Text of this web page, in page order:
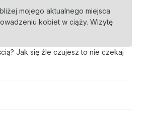
mojego aktualnego miejsca
kobiet w ciąży. Wizytę
Jak się źle czujesz to nie czekaj